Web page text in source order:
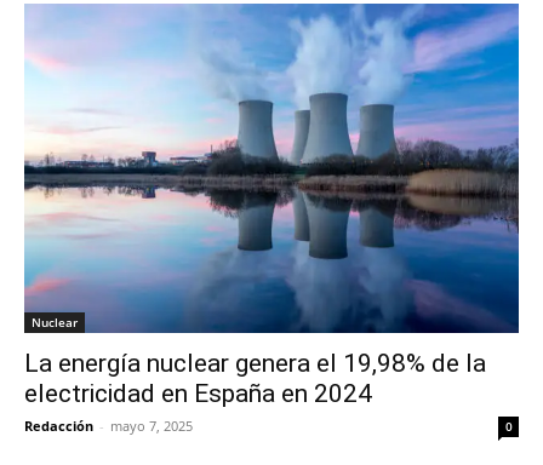
Nuclear
La energía nuclear genera el 19,98% de la
electricidad en España en 2024
Redacción - mayo 7, 2025 0